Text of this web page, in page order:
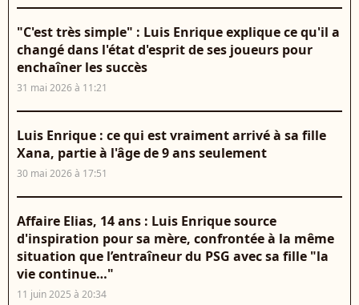
"C'est très simple" : Luis Enrique explique ce qu'il a
changé dans l'état d'esprit de ses joueurs pour
enchaîner les succès
31 mai 2026 à 11:21
Luis Enrique : ce qui est vraiment arrivé à sa fille
Xana, partie à l'âge de 9 ans seulement
30 mai 2026 à 17:51
Affaire Elias, 14 ans : Luis Enrique source
d'inspiration pour sa mère, confrontée à la même
situation que l’entraîneur du PSG avec sa fille "la
vie continue…"
11 juin 2025 à 20:34